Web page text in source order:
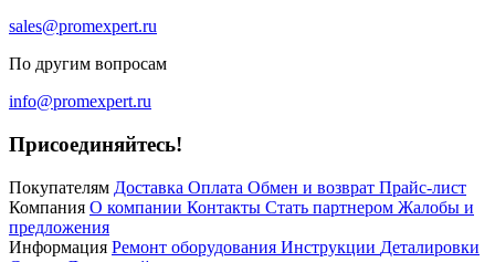
sales@promexpert.ru
По другим вопросам
info@promexpert.ru
Присоединяйтесь!
Покупателям Доставка Оплата Обмен и возврат Прайс-лист
Компания О компании Контакты Стать партнером Жалобы и
предложения
Информация Ремонт оборудования Инструкции Деталировки